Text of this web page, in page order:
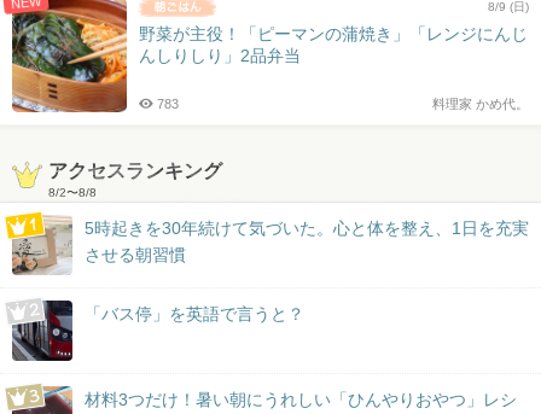
8/9 (日)
野菜が主役！「ピーマンの蒲焼き」「レンジにんじ
んしりしり」2品弁当
料理家 かめ代。
783
アクセスランキング
8/2〜8/8
5時起きを30年続けて気づいた。心と体を整え、1日を充実
させる朝習慣
「バス停」を英語で言うと？
材料3つだけ！暑い朝にうれしい「ひんやりおやつ」レシ